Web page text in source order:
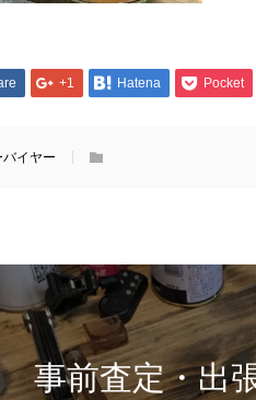
+1 Hatena Pocket
バイヤー
事前査定・出